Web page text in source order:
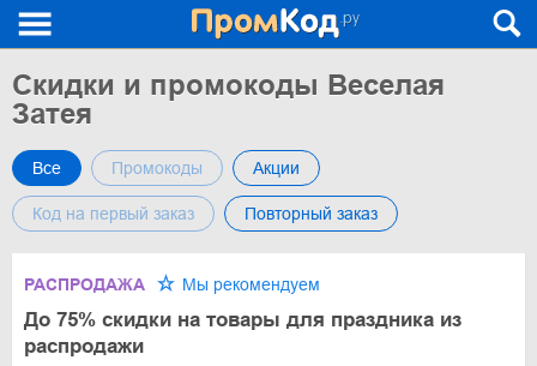
Скидки и промокоды Веселая
Затея
Все Промокоды Акции
Код на первый заказ Повторный заказ
РАСПРОДАЖА Мы рекомендуем
До 75% скидки на товары для праздника из
распродажи